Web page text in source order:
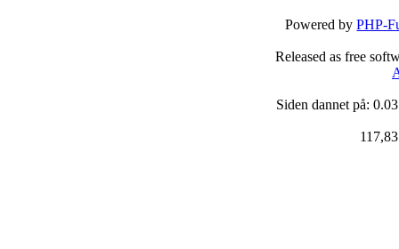
Powered byPHP-
Released as free
Siden dannet på: